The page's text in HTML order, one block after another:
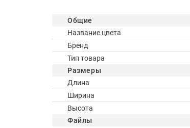
Общие
Название цвета
Бренд
Тип товара
Размеры
Длина
Ширина
Высота
Файлы